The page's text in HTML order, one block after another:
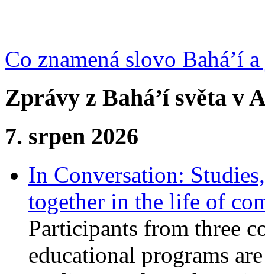
Co znamená slovo Bahá’í
Zprávy z Bahá’í světa v
7. srpen 2026
In Conversation:
together in the life of
Participants from three
educational programs